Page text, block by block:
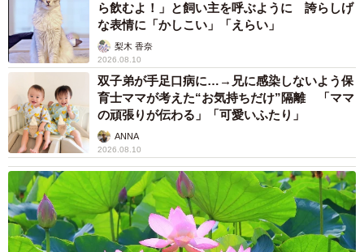
ら飲むよ！」と飼い主を呼ぶように 誇らしげ
な表情に「かしこい」「えらい」
梨木 香奈
2026.08.10
双子弟が手足口病に…→兄に感染しないよう保
育士ママが考えた“お気持ちだけ”隔離 「ママ
の頑張りが伝わる」「可愛いふたり」
ANNA
2026.08.10